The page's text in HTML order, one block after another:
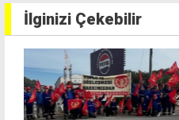
İlginizi Çekebilir